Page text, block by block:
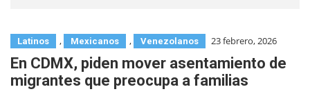
Latinos , Mexicanos , Venezolanos 23 febrero, 2026
En CDMX, piden mover asentamiento de
migrantes que preocupa a familias